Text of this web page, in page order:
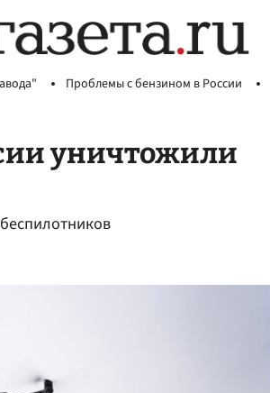
Проблемы с бензином в России
уничтожили